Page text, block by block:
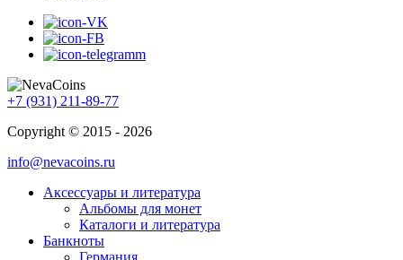
+7 (931) 211-89-77
Copyright © 2015 - 2026
info@nevacoins.ru
Аксессуары и литература
Альбомы для монет
Каталоги и литература
Банкноты
Германия